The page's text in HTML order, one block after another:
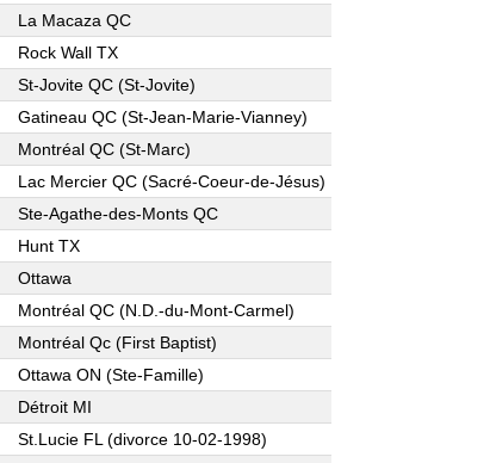
La Macaza QC
Rock Wall TX
St-Jovite QC (St-Jovite)
Gatineau QC (St-Jean-Marie-Vianney)
Montréal QC (St-Marc)
Lac Mercier QC (Sacré-Coeur-de-Jésus)
Ste-Agathe-des-Monts QC
Hunt TX
Ottawa
Montréal QC (N.D.-du-Mont-Carmel)
Montréal Qc (First Baptist)
Ottawa ON (Ste-Famille)
Détroit MI
St.Lucie FL (divorce 10-02-1998)